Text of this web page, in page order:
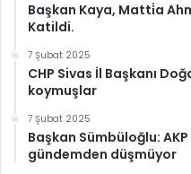
Başkan Kaya, Matti̇a
Katildi.
7 Şubat 2025
CHP Sivas İl Başkanı
koymuşlar
7 Şubat 2025
Başkan Sümbüloğlu:
gündemden düşmüyor